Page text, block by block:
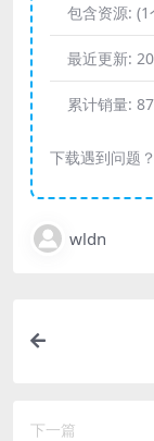
包含资源: (1
最近更新:
累计销量: 87
下载遇到问题
wldn
下一篇